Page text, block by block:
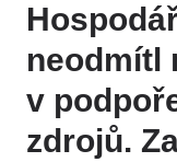
neodmítl
v
zdrojů.